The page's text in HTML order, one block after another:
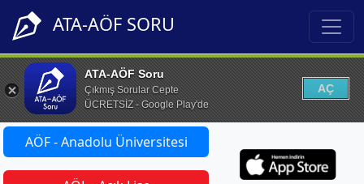
ATA-AÖF SORU
ATA-AÖF Soru
Çıkmış Sorular Cepte
ÜCRETSİZ - Google Play'de
AÇ
AÖF - Anadolu Üniversitesi